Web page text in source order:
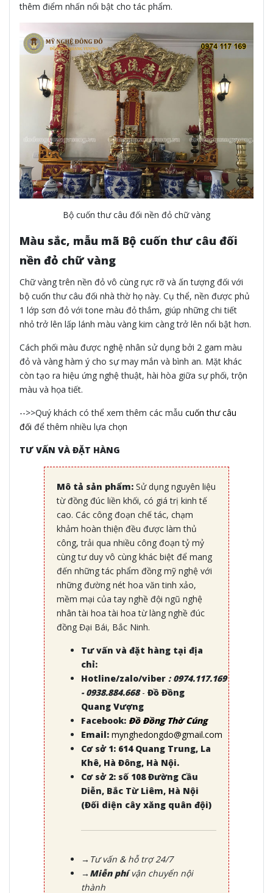
thêm điểm nhấn nổi bật cho tác phẩm.
Bộ cuốn thư câu đối nền đỏ chữ vàng
Màu sắc, mẫu mã Bộ cuốn thư câu đối
nền đỏ chữ vàng
Chữ vàng trên nền đỏ vô cùng rực rỡ và ấn tượng đối với
bộ cuốn thư câu đối nhà thờ họ này. Cụ thể, nền được phủ
1 lớp sơn đỏ với tone màu đỏ thắm, giúp những chi tiết
nhỏ trở lên lấp lánh màu vàng kim càng trở lên nổi bật hơn.
Cách phối màu được nghệ nhân sử dụng bởi 2 gam màu
đỏ và vàng hàm ý cho sự may mắn và bình an. Mặt khác
còn tạo ra hiệu ứng nghệ thuật, hài hòa giữa sự phối, trộn
màu và họa tiết.
-->>Quý khách có thể xem thêm các mẫu cuốn thư câu
đối để thêm nhiều lựa chọn
TƯ VẤN VÀ ĐẶT HÀNG
Mô tả sản phẩm: Sử dụng nguyên liệu
từ đồng đúc liền khối, có giá trị kinh tế
cao. Các công đoạn chế tác, chạm
khảm hoàn thiện đều được làm thủ
công, trải qua nhiều công đoạn tỷ mỷ
cùng tư duy vô cùng khác biệt để mang
đến những tác phẩm đồng mỹ nghệ với
những đường nét hoa văn tinh xảo,
mềm mại của tay nghề đội ngũ nghệ
nhân tài hoa tài hoa từ làng nghề đúc
đồng Đại Bái, Bắc Ninh.
Tư vấn và đặt hàng tại địa
chỉ:
Hotline/zalo/viber : 0974.117.169
- 0938.884.668 - Đồ Đồng
Quang Vượng
Facebook: Đồ Đồng Thờ Cúng
Email: mynghedongdo@gmail.com
Cơ sở 1: 614 Quang Trung, La
Khê, Hà Đông, Hà Nội.
Cơ sở 2: số 108 Đường Cầu
Diễn, Bắc Từ Liêm, Hà Nội
(Đối diện cây xăng quân đội)
→Tư vấn & hỗ trợ 24/7
→Miễn phívận chuyển nội
thành